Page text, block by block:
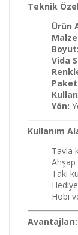
Teknik
Ürün
Boyut:
Vida
Yön:
Kullanım
Tavla
Takı
Hobi
Avantajları: